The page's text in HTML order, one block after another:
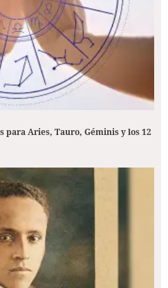
para Aries, Tauro, Géminis y los 12